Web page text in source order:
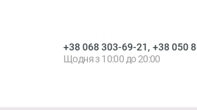
+38 068 303-69-21, +38 050
Щодня з 10:00 до 20:00